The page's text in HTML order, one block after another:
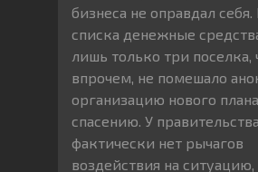
бизнеса не оправдал
списка денежные
лишь только три поселка,
впрочем, не помешало
организацию нового
спасению. У правительства
фактически нет рычагов
воздействия на ситуацию,